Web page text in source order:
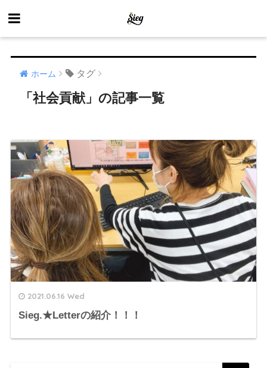
ホーム タグ
「社会貢献」の記事一覧
2021.06.16 Wed
Sieg.★Letterの紹介！！！